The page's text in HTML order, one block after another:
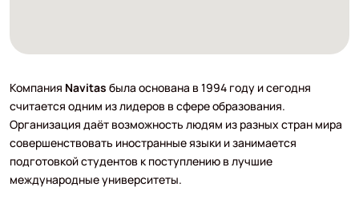
Компания Navitas была основана в 1994 году и сегодня
считается одним из лидеров в сфере образования.
Организация даёт возможность людям из разных стран мира
совершенствовать иностранные языки и занимается
подготовкой студентов к поступлению в лучшие
международные университеты.